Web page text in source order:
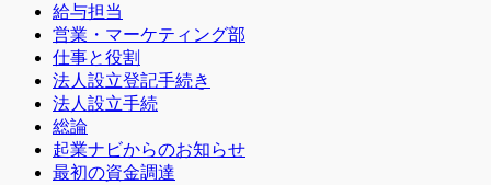
給与担当
営業・マーケティング部
仕事と役割
法人設立登記手続き
法人設立手続
総論
起業ナビからのお知らせ
最初の資金調達